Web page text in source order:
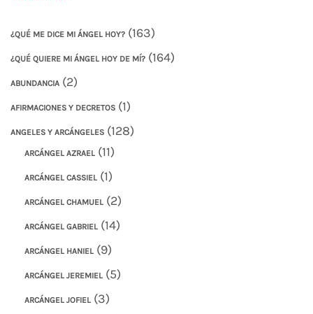
¿QUÉ ME DICE MI ÁNGEL HOY? (163)
¿QUÉ QUIERE MI ÁNGEL HOY DE MÍ? (164)
ABUNDANCIA (2)
AFIRMACIONES Y DECRETOS (1)
ANGELES Y ARCÁNGELES (128)
ARCÁNGEL AZRAEL (11)
ARCÁNGEL CASSIEL (1)
ARCÁNGEL CHAMUEL (2)
ARCÁNGEL GABRIEL (14)
ARCÁNGEL HANIEL (9)
ARCÁNGEL JEREMIEL (5)
ARCÁNGEL JOFIEL (3)